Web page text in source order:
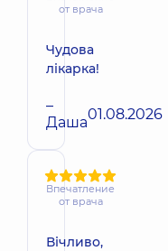
от врача
Чудова
лікарка!
–
Даша01.08.2026
Впечатление
от врача
Вічливо,